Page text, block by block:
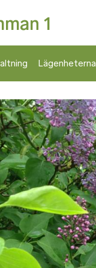
1
Lägenheterna